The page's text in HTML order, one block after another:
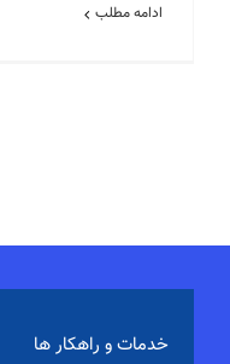
ادامه مطلب
خدمات و راهکار ها